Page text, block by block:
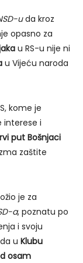
uda kroz
opasno za
u RS-u nije ni
u Vijeću naroda
kome je
interese i
put Bošnjaci
zaštite
je za
a, poznatu po
i svoju
u Klubu
osam